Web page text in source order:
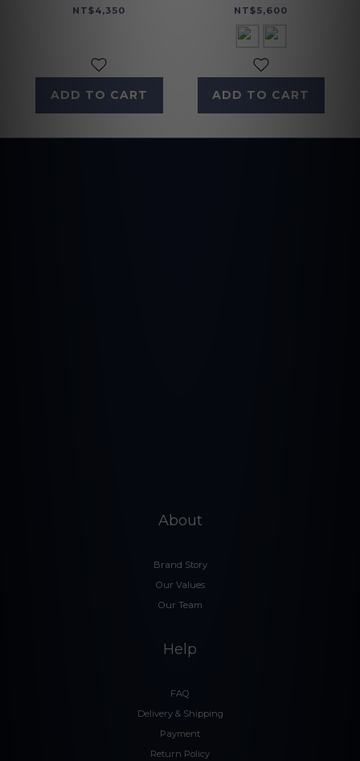
NT$4,350
ADD TO CART
NT$5,600
ADD TO CART
About
Brand Story
Our Values
Our Team
Help
FAQ
Delivery & Shipping
Payment
Return Policy